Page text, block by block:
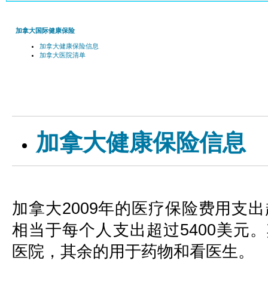
加拿大国际健康保险
加拿大健康保险信息
加拿大医院清单
加拿大健康保险信息
加拿大2009年的医疗保险费用支
相当于每个人支出超过5400美元
医院，其余的用于药物和看医生。